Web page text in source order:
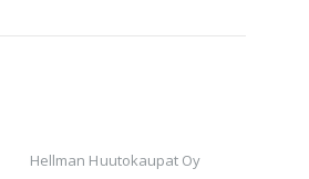
Hellman Huutokaupat Oy